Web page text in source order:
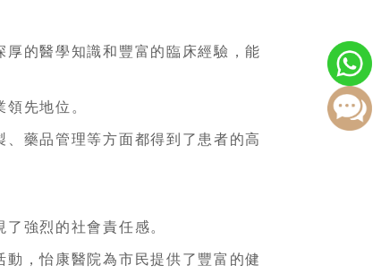
的醫學知識和豐富的臨床經驗，能
先地位。
藥品管理等方面都得到了患者的高
強烈的社會責任感。
，怡康醫院為市民提供了豐富的健